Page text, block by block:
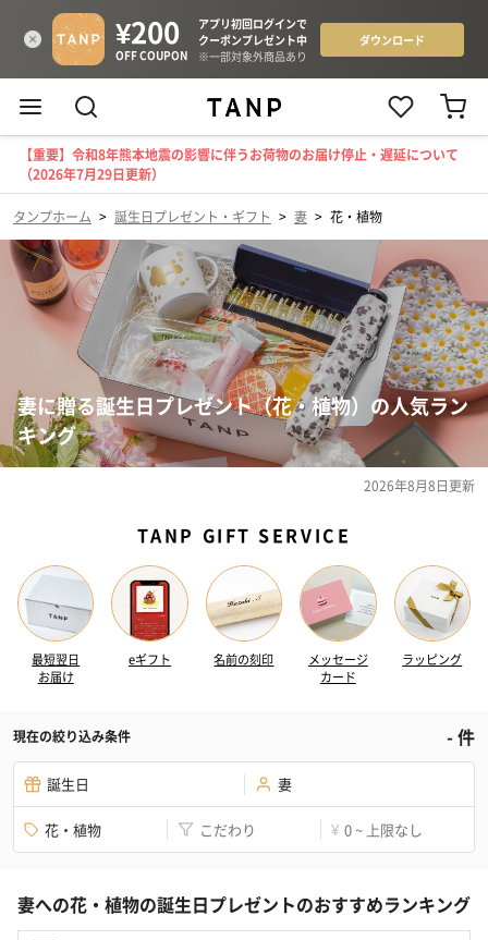
【重要】令和8年熊本地震の影響に伴うお荷物のお届け停止・遅延について
（2026年7月29日更新）
タンプホーム > 誕生日プレゼント・ギフト > 妻 > 花・植物
妻に贈る誕生日プレゼント（花・植物）の人気ラン
キング
2026年8月8日更新
TANP GIFT SERVICE
最短翌日
お届け
eギフト 名前の刻印
メッセージ
カード
ラッピング
現在の絞り込み条件 -件
誕生日 妻
花・植物 こだわり ¥ 0 ~ 上限なし
妻への花・植物の誕生日プレゼントのおすすめランキング